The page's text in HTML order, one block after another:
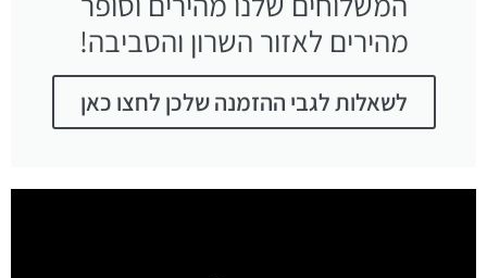
מהירים לאזור השרון והסביבה!
לשאלות לגבי ההזמנה שלכן לחצו כאן